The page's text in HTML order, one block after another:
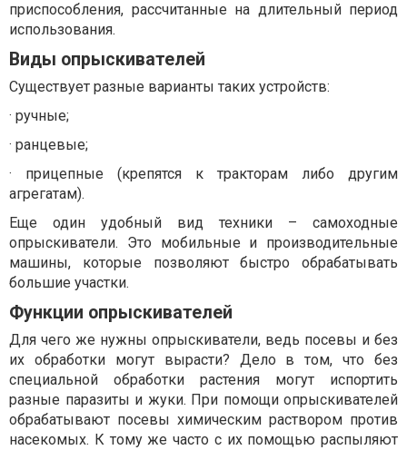
приспособления, рассчитанные на длительный период
использования.
Виды опрыскивателей
Существует разные варианты таких устройств:
· ручные;
· ранцевые;
· прицепные (крепятся к тракторам либо другим
агрегатам).
Еще один удобный вид техники – самоходные
опрыскиватели. Это мобильные и производительные
машины, которые позволяют быстро обрабатывать
большие участки.
Функции опрыскивателей
Для чего же нужны опрыскиватели, ведь посевы и без
их обработки могут вырасти? Дело в том, что без
специальной обработки растения могут испортить
разные паразиты и жуки. При помощи опрыскивателей
обрабатывают посевы химическим раствором против
насекомых. К тому же часто с их помощью распыляют